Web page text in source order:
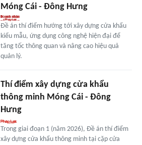
Móng Cái - Đông Hưng
Đề án thí điểm hướng tới xây dựng cửa khẩu
kiểu mẫu, ứng dụng công nghệ hiện đại để
tăng tốc thông quan và nâng cao hiệu quả
quản lý.
Thí điểm xây dựng cửa khẩu
thông minh Móng Cái - Đông
Hưng
Trong giai đoạn 1 (năm 2026), Đề án thí điểm
xây dựng cửa khẩu thông minh tại cặp cửa